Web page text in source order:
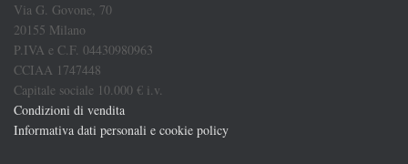
Via G. Govone, 70
20155 Milano
P.IVA e C.F. 04430980963
CCIAA 1747448
Capitale sociale 10.000 € i.v.
Condizioni di vendita
Informativa dati personali e cookie policy